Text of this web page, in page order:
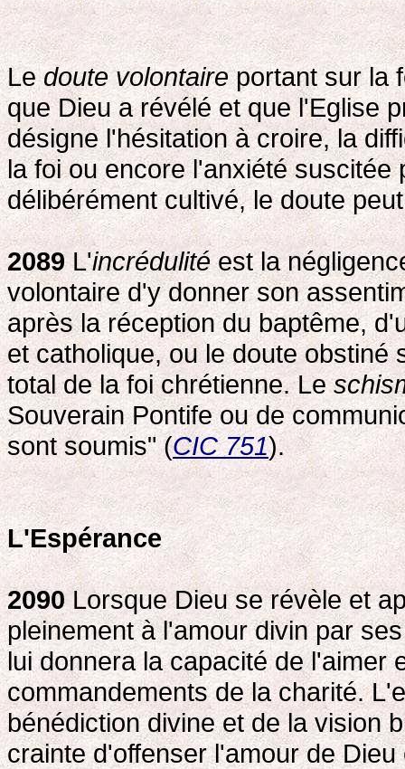
Ledoute volontaireportant sur la
que Dieu a révélé et que l'Eglise
désigne l'hésitation à croire, la
la foi ou encore l'anxiété
délibérément cultivé, le doute
2089L'incrédulitéest la
volontaire d'y donner son
après la réception du baptême,
et catholique, ou le doute obstiné
total de la foi chrétienne. Le
Souverain Pontife ou de
sont soumis" (CIC 751).
L'Espérance
2090Lorsque Dieu se révèle et
pleinement à l'amour divin par
lui donnera la capacité de l'aimer
commandements de la charité.
bénédiction divine et de la vision
crainte d'offenser l'amour de